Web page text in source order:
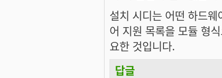
설치 시디는 어떤 하드
어 지원 목록을 모듈 형
요한 것입니다.
답글